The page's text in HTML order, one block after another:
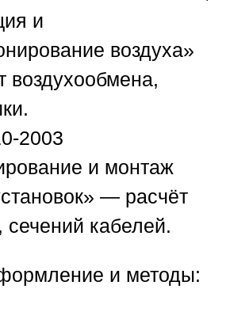
и
воздуха»
воздухообмена,
2003
и монтаж
— расчёт
сечений кабелей.
и методы: